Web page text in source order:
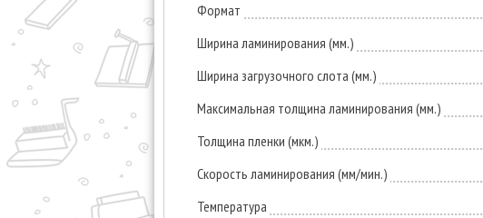
Формат
Ширина ламинирования (мм.)
Ширина загрузочного слота (мм.)
Максимальная толщина ламинирования (мм.)
Толщина пленки (мкм.)
Скорость ламинирования (мм/мин.)
Температура